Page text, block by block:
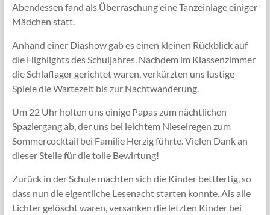
Abendessen fand als Überraschung eine Tanzeinlage einiger
Mädchen statt.
Anhand einer Diashow gab es einen kleinen Rückblick auf
die Highlights des Schuljahres. Nachdem im Klassenzimmer
die Schlaflager gerichtet waren, verkürzten uns lustige
Spiele die Wartezeit bis zur Nachtwanderung.
Um 22 Uhr holten uns einige Papas zum nächtlichen
Spaziergang ab, der uns bei leichtem Nieselregen zum
Sommercocktail bei Familie Herzig führte. Vielen Dank an
dieser Stelle für die tolle Bewirtung!
Zurück in der Schule machten sich die Kinder bettfertig, so
dass nun die eigentliche Lesenacht starten konnte. Als alle
Lichter gelöscht waren, versanken die letzten Kinder bei